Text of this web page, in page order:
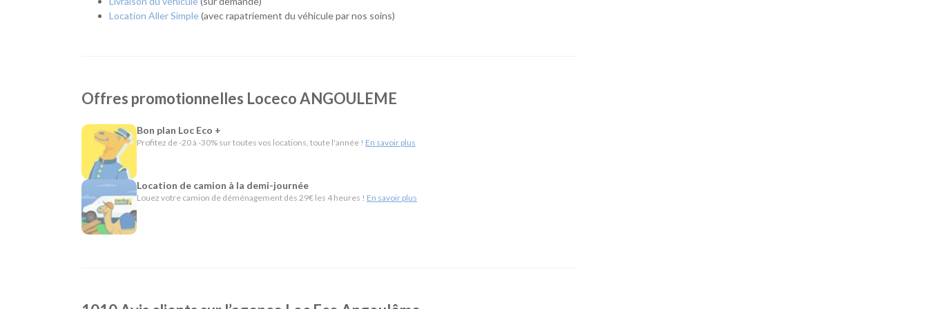
Depuis plus de 40 ans, Loc Eco propose une location de véhicules simple, économique et accessible. À Angoulême,
Lieu de prise en charge :Angoulême (à 2 km de Angoulême Gare & 110 km de Poitiers Aéroport)
Catégories de voitures :
Catégories d'utilitaires : Camions de déménagement Frigorifiques Véhicules de société
chantier
Location Aller Simple(avec rapatriement du véhicule par nos soins)
Offres promotionnelles Loceco ANGOULEME
Bon plan Loc Eco +
Profitez de -20 à -30% sur toutes vos locations, toute l'année ! En savoir plus
Location de camion à la demi-journée
Louez votre camion de déménagement dès 29€ les 4 heures ! En savoir plus